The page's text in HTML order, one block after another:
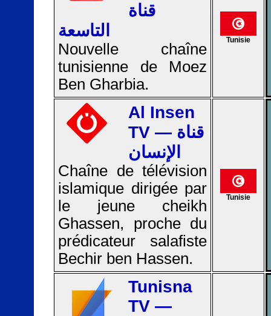
قناة
التاسعة
Nouvelle chaîne
tunisienne de Moez
Ben Gharbia.
Tunisie
Al Insen
TV — قناة
الإنسان
Chaîne de télévision
islamique dirigée par
le jeune cheikh
Ghassen, proche du
prédicateur salafiste
Bechir ben Hassen.
Tunisie
Tunisna
TV —